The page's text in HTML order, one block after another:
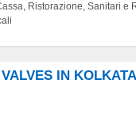
Ristorazione, Sanitari e
VALVES IN KOLKATA